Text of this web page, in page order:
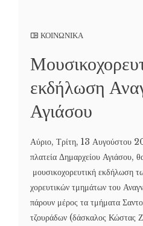
ΚΟΙΝΩΝΙΚΑ
εκδήλωση
Αγιάσου
Αύριο, Τρίτη, 13 Αυγούστου
πλατεία Δημαρχείου Αγιάσου,
μουσικοχορευτική εκδήλωση
χορευτικών τμημάτων του
πάρουν μέρος τα τμήματα
τζουράδων (δάσκαλος Κώστας